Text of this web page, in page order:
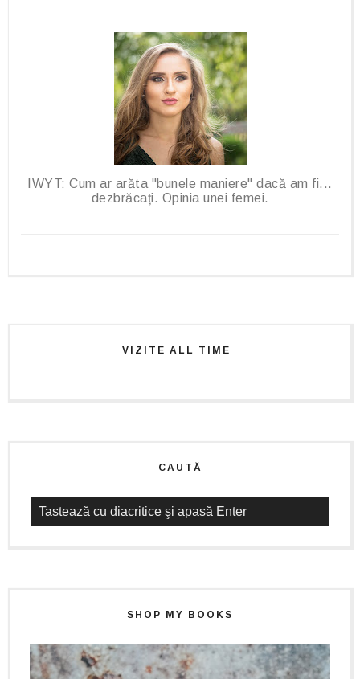
IWYT: Cum ar arăta "bunele maniere" dacă am fi...
dezbrăcați. Opinia unei femei.
VIZITE ALL TIME
CAUTĂ
SHOP MY BOOKS